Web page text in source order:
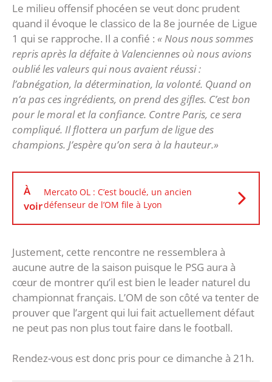
Le milieu offensif phocéen se veut donc prudent
quand il évoque le classico de la 8e journée de Ligue
1 qui se rapproche. Il a confié : « Nous nous sommes
repris après la défaite à Valenciennes où nous avions
oublié les valeurs qui nous avaient réussi :
l’abnégation, la détermination, la volonté. Quand on
n’a pas ces ingrédients, on prend des gifles. C’est bon
pour le moral et la confiance. Contre Paris, ce sera
compliqué. Il flottera un parfum de ligue des
champions. J’espère qu’on sera à la hauteur.»
À
voir
Mercato OL : C’est bouclé, un ancien
défenseur de l’OM file à Lyon
Justement, cette rencontre ne ressemblera à
aucune autre de la saison puisque le PSG aura à
cœur de montrer qu’il est bien le leader naturel du
championnat français. L’OM de son côté va tenter de
prouver que l’argent qui lui fait actuellement défaut
ne peut pas non plus tout faire dans le football.
Rendez-vous est donc pris pour ce dimanche à 21h.